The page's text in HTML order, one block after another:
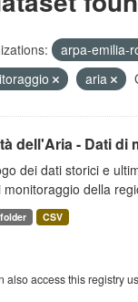
arpa-emilia-
aria
dell'Aria - Dati di
dei dati storici e
monitoraggio della
CSV
also access this registry